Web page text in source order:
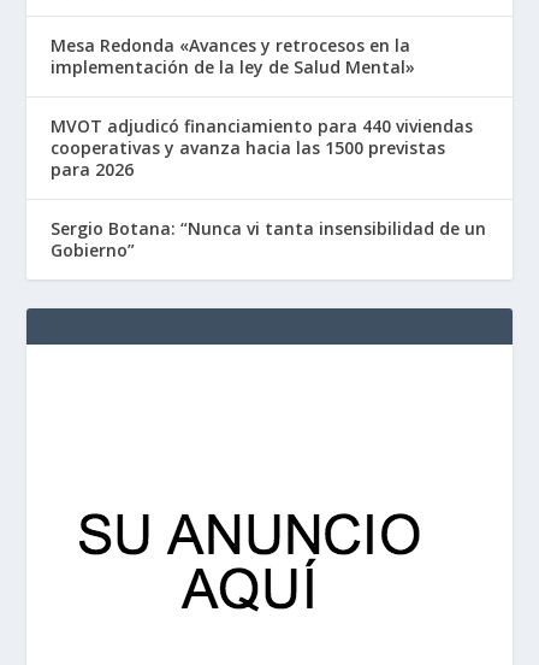
Mesa Redonda «Avances y retrocesos en la
implementación de la ley de Salud Mental»
MVOT adjudicó financiamiento para 440 viviendas
cooperativas y avanza hacia las 1500 previstas
para 2026
Sergio Botana: “Nunca vi tanta insensibilidad de un
Gobierno”